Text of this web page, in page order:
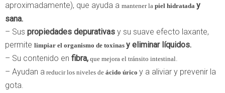
aproximadamente), que ayuda a mantener la piel hidratada y
sana.
– Sus propiedades depurativas y su suave efecto laxante,
permite limpiar el organismo de toxinas y eliminar líquidos.
– Su contenido en fibra, que mejora el tránsito intestinal.
– Ayudan a reducir los niveles de ácido úrico y a aliviar y prevenir la
gota.